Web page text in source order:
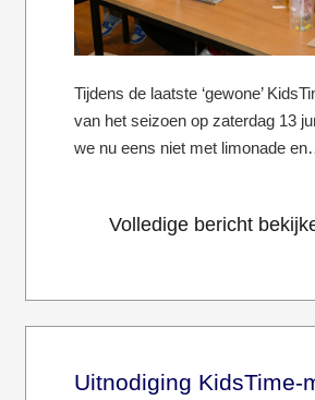
Tijdens de laatste ‘gewone’
van het seizoen op zaterdag 13
we nu eens niet met limonade
Volledige bericht
Uitnodiging KidsTime-